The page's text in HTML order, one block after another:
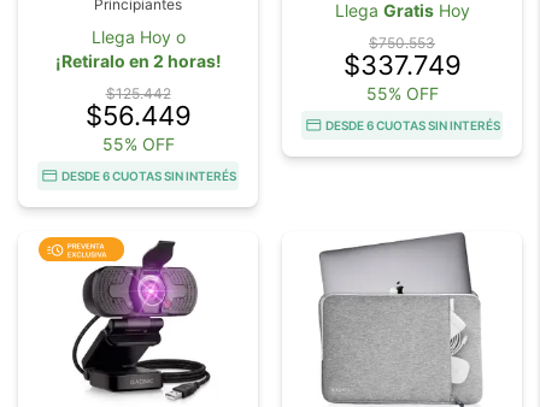
Principiantes
Llega Hoy o
¡Retiralo en 2 horas!
$125.442
$56.449
55% OFF
DESDE 6 CUOTAS SIN INTERÉS
Llega GratisHoy
$750.553
$337.749
55% OFF
DESDE 6 CUOTAS SIN INTERÉS